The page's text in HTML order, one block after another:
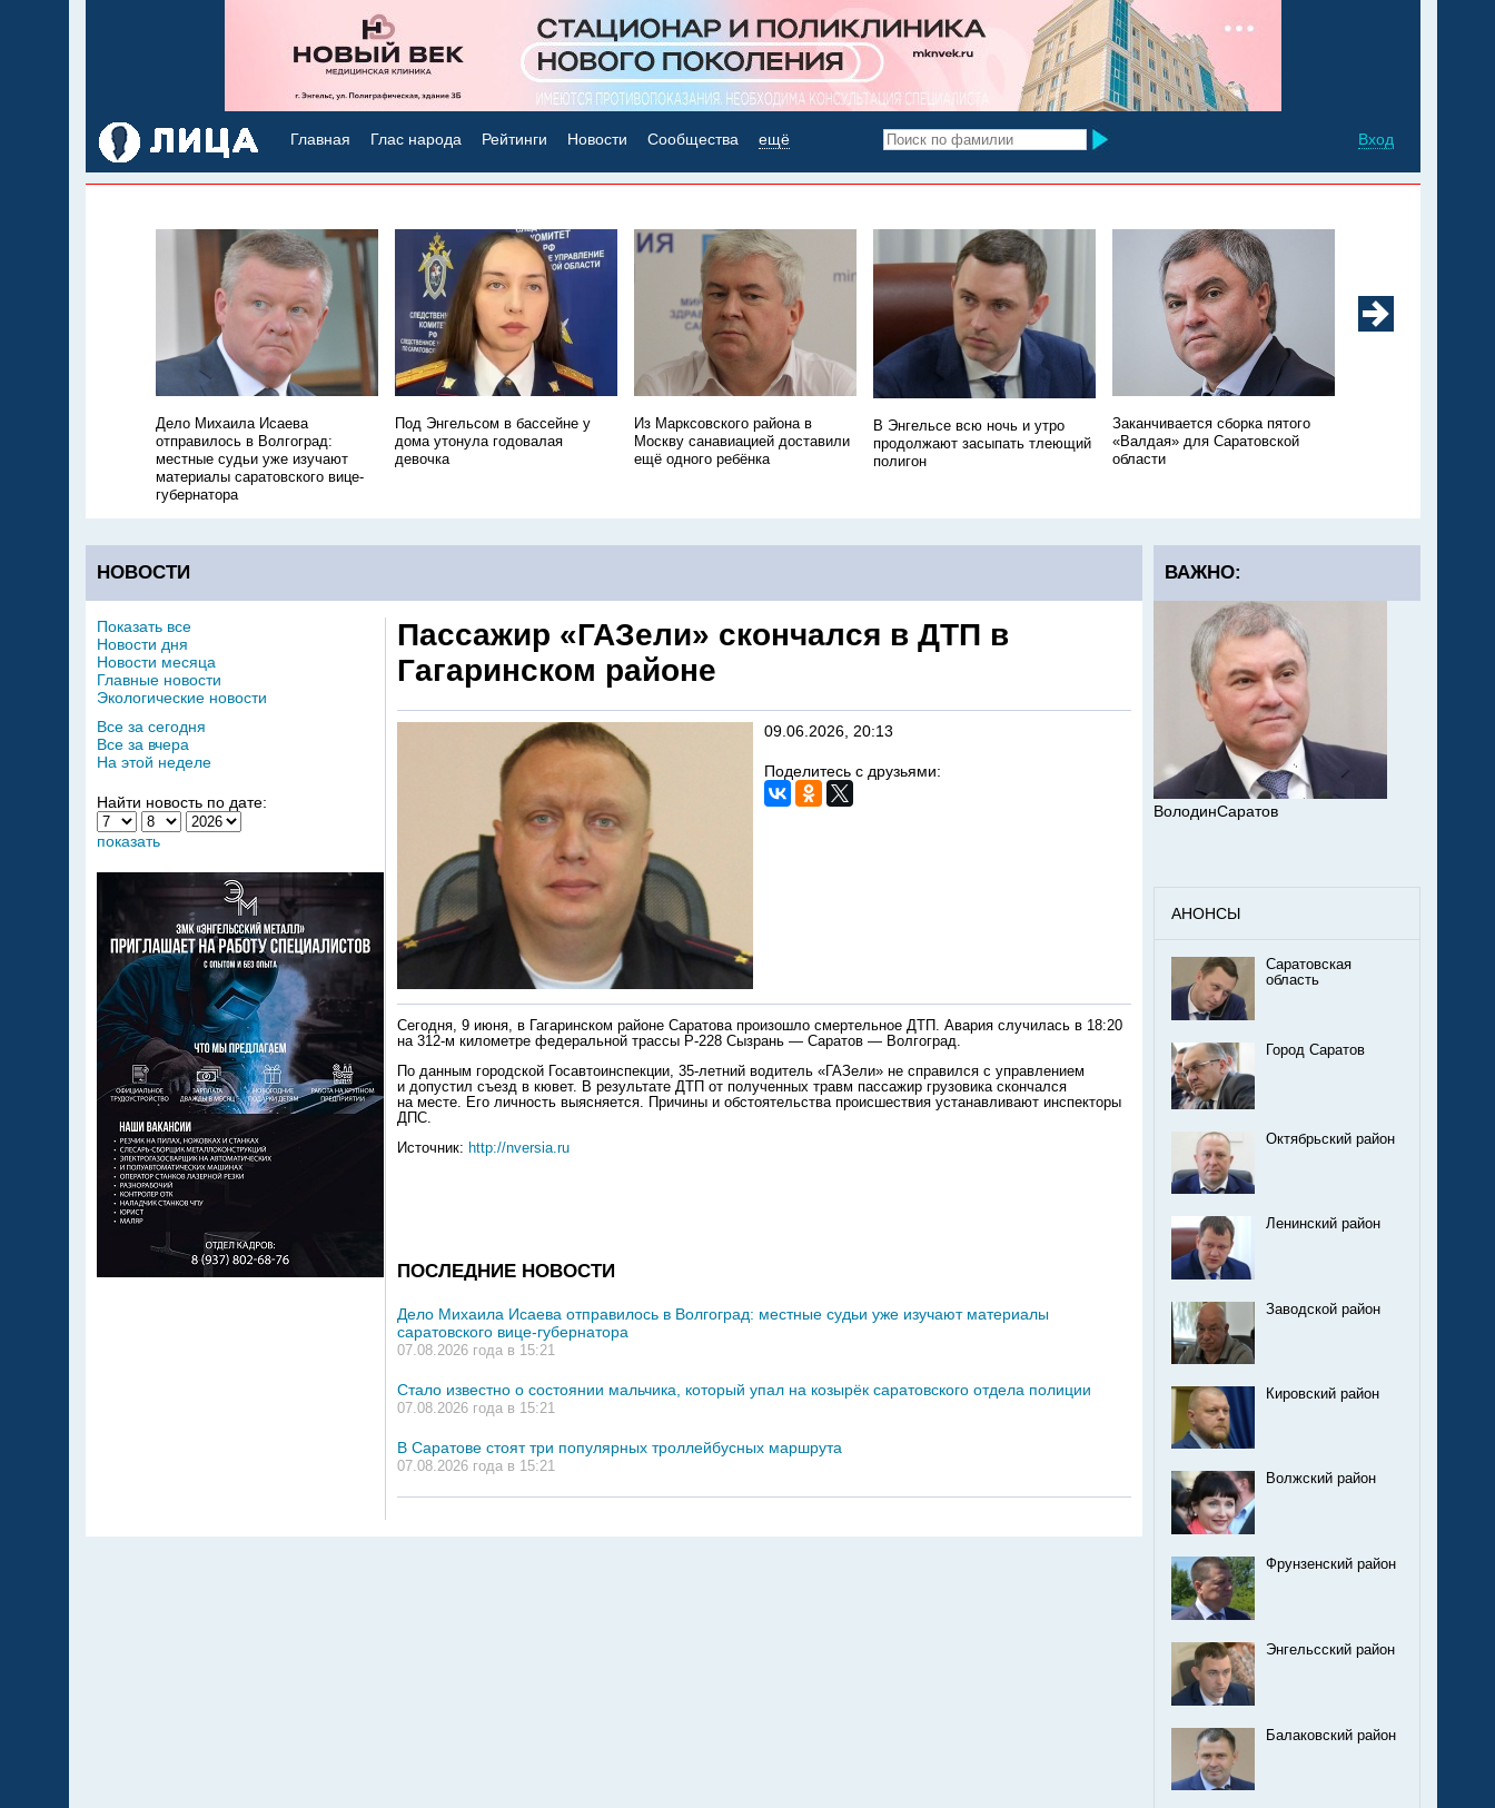
Вход
Главная Глас народа Рейтинги Новости Сообщества ещё
Дело Михаила Исаева
отправилось в Волгоград:
местные судьи уже изучают
материалы саратовского вице-
губернатора
Под Энгельсом в бассейне у
дома утонула годовалая
девочка
Из Марксовского района в
Москву санавиацией доставили
ещё одного ребёнка
В Энгельсе всю ночь и утро
продолжают засыпать тлеющий
полигон
Заканчивается сборка пятого
«Валдая» для Саратовской
области
НОВОСТИ
Пассажир «ГАЗели» скончался в ДТП в
Гагаринском районе
09.06.2026, 20:13
Поделитесь с друзьями:
Сегодня, 9 июня, в Гагаринском районе Саратова произошло смертельное ДТП. Авария случилась в 18:20
на 312-м километре федеральной трассы Р-228 Сызрань — Саратов — Волгоград.
По данным городской Госавтоинспекции, 35-летний водитель «ГАЗели» не справился с управлением
и допустил съезд в кювет. В результате ДТП от полученных травм пассажир грузовика скончался
на месте. Его личность выясняется. Причины и обстоятельства происшествия устанавливают инспекторы
ДПС.
Источник: http://nversia.ru
ПОСЛЕДНИЕ НОВОСТИ
Дело Михаила Исаева отправилось в Волгоград: местные судьи уже изучают материалы
саратовского вице-губернатора
07.08.2026 года в 15:21
Стало известно о состоянии мальчика, который упал на козырёк саратовского отдела полиции
07.08.2026 года в 15:21
В Саратове стоят три популярных троллейбусных маршрута
07.08.2026 года в 15:21
Показать все
Новости дня
Новости месяца
Главные новости
Экологические новости
Все за сегодня
Все за вчера
На этой неделе
Найти новость по дате:
показать
ВАЖНО:
ВолодинСаратов
АНОНСЫ
Саратовская
область
Город Саратов
Октябрьский район
Ленинский район
Заводской район
Кировский район
Волжский район
Фрунзенский район
Энгельсский район
Балаковский район